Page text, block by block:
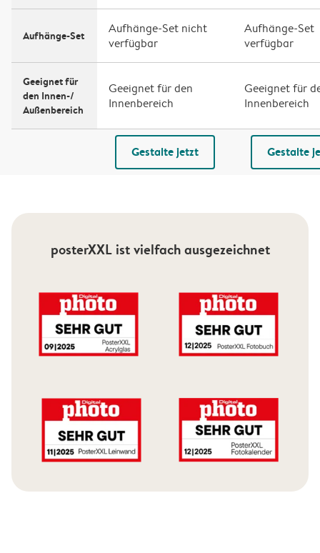
Aufhänge-Set
Aufhänge-Set nicht
verfügbar
Aufhänge-Set
verfügbar
Geeignet für
den Innen-/
Außenbereich
Geeignet für den
Innenbereich
Geeignet für
Innenbereich
Gestalte jetzt Gestalte
posterXXL ist vielfach ausgezeichnet